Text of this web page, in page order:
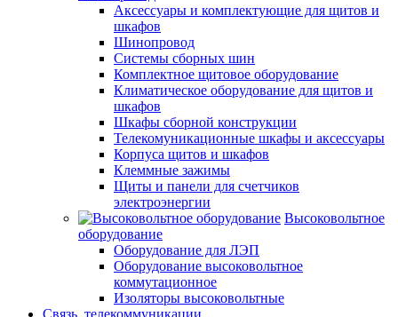
Аксессуары и комплектующие для щитов и
шкафов
Шинопровод
Системы сборных шин
Комплектное щитовое оборудование
Климатическое оборудование для щитов и
шкафов
Шкафы сборной конструкции
Телекомуникационные шкафы и аксессуары
Корпуса щитов и шкафов
Клеммные зажимы
Щиты и панели для счетчиков
электроэнергии
Высоковольтное
оборудование
Оборудование для ЛЭП
Оборудование высоковольтное
коммутационное
Изоляторы высоковольтные
Связь, телекоммуникации